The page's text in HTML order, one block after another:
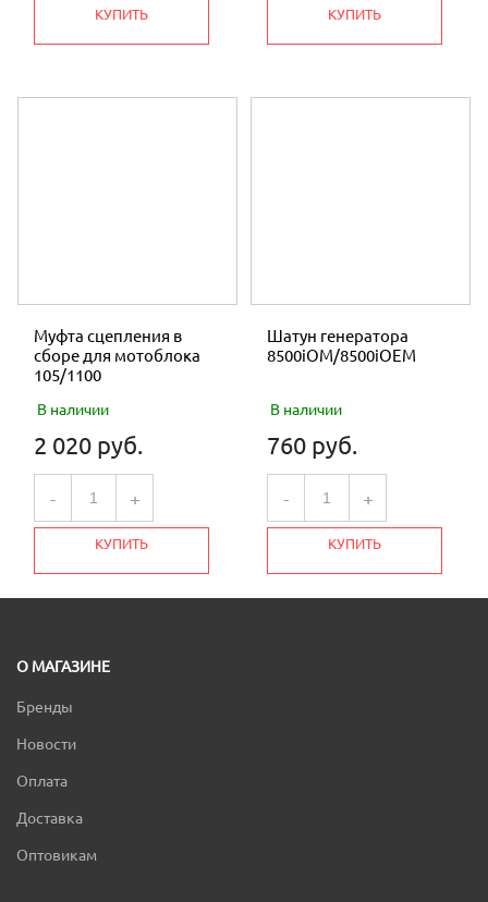
КУПИТЬ КУПИТЬ
Муфта сцепления в
сборе для мотоблока
105/1100
В наличии
2 020 руб.
- +
КУПИТЬ
Шатун генератора
8500iOM/8500iOEM
В наличии
760 руб.
- +
КУПИТЬ
О МАГАЗИНЕ
Бренды
Новости
Оплата
Доставка
Оптовикам